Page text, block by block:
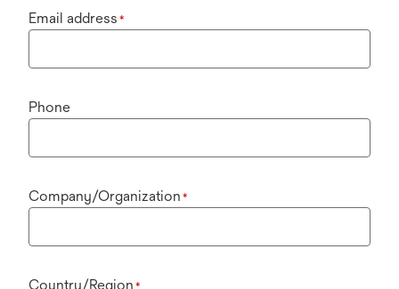
Email address *
Phone
Company/Organization *
Country/Region